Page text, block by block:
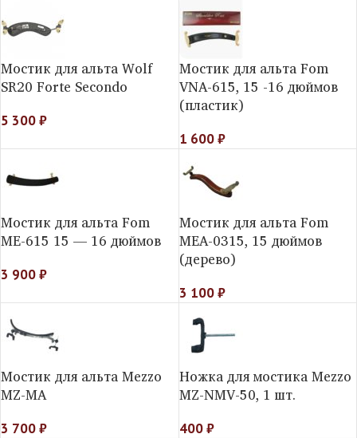
Мостик для альта Wolf
SR20 Forte Secondo
5 300₽
Мостик для альта Fom
VNA-615, 15 -16 дюймов
(пластик)
1 600₽
Мостик для альта Fom
ME-615 15 — 16 дюймов
3 900₽
Мостик для альта Fom
MEA-0315, 15 дюймов
(дерево)
3 100₽
Мостик для альта Mezzo
MZ-MA
3 700₽
Ножка для мостика Mezzo
MZ-NMV-50, 1 шт.
400₽